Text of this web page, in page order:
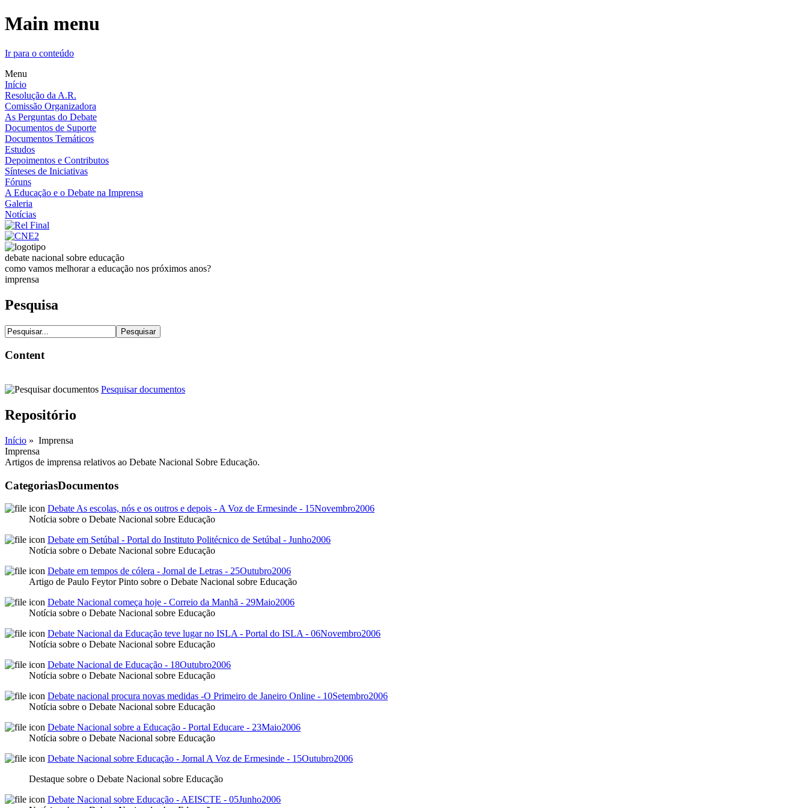
Main menu
Ir para o conteúdo
Menu
Início
Resolução da A.R.
Comissão Organizadora
As Perguntas do Debate
Documentos de Suporte
Documentos Temáticos
Estudos
Depoimentos e Contributos
Sínteses de Iniciativas
Fóruns
A Educação e o Debate na Imprensa
Galeria
Notícias
debate nacional sobre educação
como vamos melhorar a educação nos próximos anos?
imprensa
Pesquisa
Content
Pesquisar documentos
Repositório
Início » Imprensa
Imprensa
Artigos de imprensa relativos ao Debate Nacional Sobre Educação.
CategoriasDocumentos
Debate As escolas, nós e os outros e depois - A Voz de Ermesinde - 15Novembro2006
Notícia sobre o Debate Nacional sobre Educação
Debate em Setúbal - Portal do Instituto Politécnico de Setúbal - Junho2006
Notícia sobre o Debate Nacional sobre Educação
Debate em tempos de cólera - Jornal de Letras - 25Outubro2006
Artigo de Paulo Feytor Pinto sobre o Debate Nacional sobre Educação
Debate Nacional começa hoje - Correio da Manhã - 29Maio2006
Notícia sobre o Debate Nacional sobre Educação
Debate Nacional da Educação teve lugar no ISLA - Portal do ISLA - 06Novembro2006
Notícia sobre o Debate Nacional sobre Educação
Debate Nacional de Educação - 18Outubro2006
Notícia sobre o Debate Nacional sobre Educação
Debate nacional procura novas medidas -O Primeiro de Janeiro Online - 10Setembro2006
Notícia sobre o Debate Nacional sobre Educação
Debate Nacional sobre a Educação - Portal Educare - 23Maio2006
Notícia sobre o Debate Nacional sobre Educação
Debate Nacional sobre Educação - Jornal A Voz de Ermesinde - 15Outubro2006
Destaque sobre o Debate Nacional sobre Educação
Debate Nacional sobre Educação - AEISCTE - 05Junho2006